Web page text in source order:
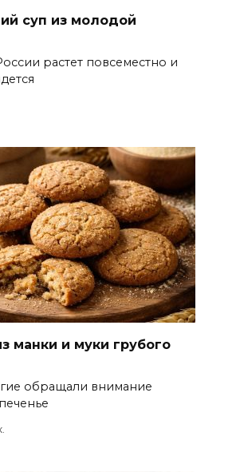
суп из молодой
растет повсеместно и
манки и муки грубого
обращали внимание